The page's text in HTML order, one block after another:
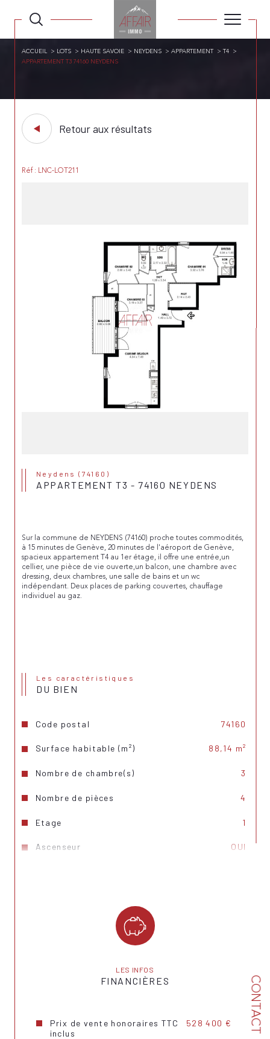
CONTACT
ACCUEIL LOTS HAUTE SAVOIE NEYDENS APPARTEMENT
T4
APPARTEMENT T3 74160 NEYDENS
Retour aux résultats
Réf : LNC-LOT211
Neydens (74160)
APPARTEMENT T3 - 74160 NEYDENS
Sur la commune de NEYDENS (74160) proche toutes commodités,
à 15 minutes de Genève, 20 minutes de l'aéroport de Genève,
spacieux appartement T4 au 1er étage, il offre une entrée,un
cellier, une pièce de vie ouverte,un balcon, une chambre avec
dressing, deux chambres, une salle de bains et un wc
indépendant. Deux places de parking couvertes, chauffage
individuel au gaz.
Les caractéristiques
DU BIEN
Code postal 74160
Surface habitable (m²) 88,14 m²
Nombre de chambre(s) 3
Nombre de pièces 4
Etage 1
Ascenseur
OUI
TRAD_TYPE_CHAUFF_CHAUDIERE
Exposition
Sud-Est
LES INFOS
FINANCIÈRES
Prix de vente honoraires TTC
inclus
528 400 €